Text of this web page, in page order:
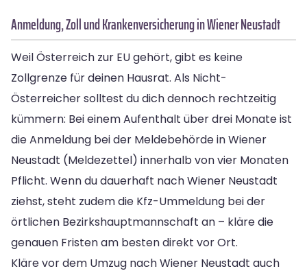
Anmeldung, Zoll und Krankenversicherung in Wiener Neustadt
Weil Österreich zur EU gehört, gibt es keine
Zollgrenze für deinen Hausrat. Als Nicht-
Österreicher solltest du dich dennoch rechtzeitig
kümmern: Bei einem Aufenthalt über drei Monate ist
die Anmeldung bei der Meldebehörde in Wiener
Neustadt (Meldezettel) innerhalb von vier Monaten
Pflicht. Wenn du dauerhaft nach Wiener Neustadt
ziehst, steht zudem die Kfz-Ummeldung bei der
örtlichen Bezirkshauptmannschaft an – kläre die
genauen Fristen am besten direkt vor Ort.
Kläre vor dem Umzug nach Wiener Neustadt auch